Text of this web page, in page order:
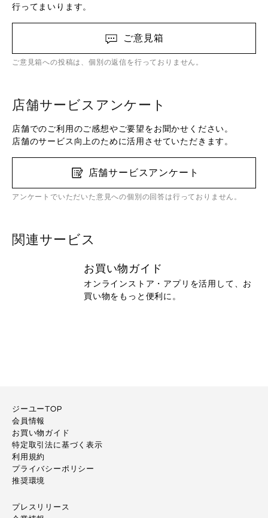
行ってまいります。
ご意見箱
ご意見箱への投稿は、個別の返信を行っておりません。
店舗サービスアンケート
店舗でのご利用のご感想やご要望をお聞かせください。
店舗のサービス向上のために活用させていただきます。
店舗サービスアンケート
アンケートでいただいた意見への個別の回答は行っておりません。
関連サービス
お買い物ガイド
オンラインストア・アプリを活用して、お
買い物をもっと便利に。
ジーユーTOP
会員情報
お買い物ガイド
特定取引法に基づく表示
利用規約
プライバシーポリシー
推奨環境
プレスリリース